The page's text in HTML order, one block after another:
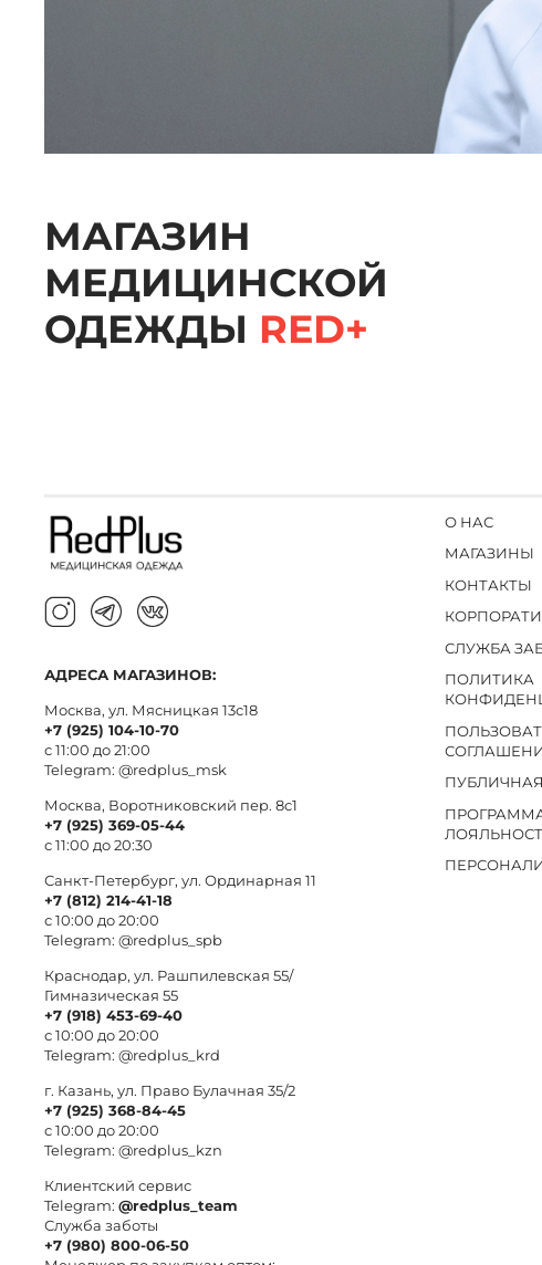
МАГАЗИН
МЕДИЦИНСКОЙ
ОДЕЖДЫ RED+
О НАС
МАГАЗИНЫ
КОНТАКТЫ
СЛУЖБА
ПОЛИТИКА
АДРЕСА МАГАЗИНОВ:
Москва, ул. Мясницкая 13с18
+7 (925) 104-10-70
с 11:00 до 21:00
Telegram: @redplus_msk
Москва, Воротниковский пер. 8c1
+7 (925) 369-05-44
с 11:00 до 20:30
Санкт-Петербург, ул. Ординарная 11
+7 (812) 214-41-18
с 10:00 до 20:00
Telegram: @redplus_spb
Краснодар, ул. Рашпилевская 55/
Гимназическая 55
+7 (918) 453-69-40
с 10:00 до 20:00
Telegram: @redplus_krd
г. Казань, ул. Право Булачная 35/2
+7 (925) 368-84-45
с 10:00 до 20:00
Telegram: @redplus_kzn
Клиентский сервис
Telegram: @redplus_team
Служба заботы
+7 (980) 800-06-50